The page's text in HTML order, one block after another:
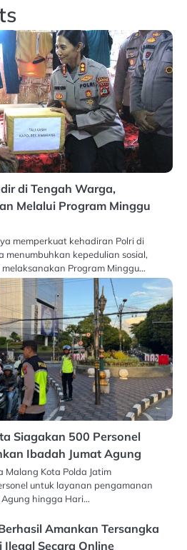
di Tengah Warga,
Melalui Program Minggu
memperkuat kehadiran Polri di
kepedulian sosial,
melaksanakan Program Minggu…
Siagakan 500 Personel
Ibadah Jumat Agung
Malang Kota Polda Jatim
untuk layanan pengamanan
hingga Hari…
Amankan Tersangka
Ilegal Secara Online